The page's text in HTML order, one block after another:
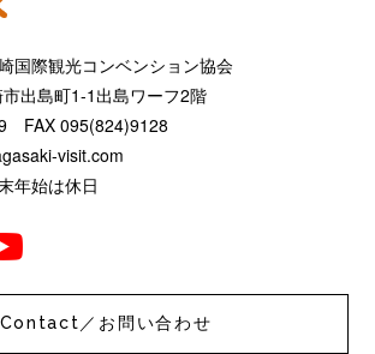
国際観光コンベンション協会
出島町1-1出島ワーフ2階
FAX 095(824)9128
visit.com
年始は休日
Contact／お問い合わせ